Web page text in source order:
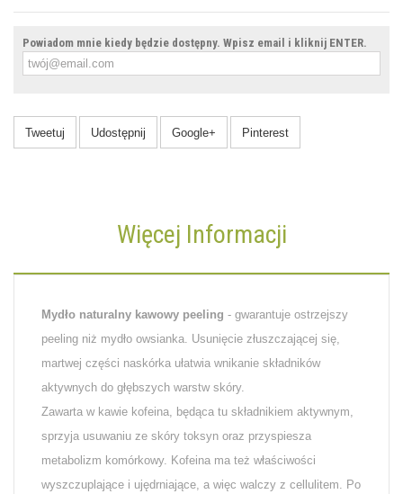
Powiadom mnie kiedy będzie dostępny. Wpisz email i kliknij ENTER.
Tweetuj Udostępnij Google+ Pinterest
Więcej Informacji
Mydło naturalny kawowy peeling - gwarantuje ostrzejszy
peeling niż mydło owsianka. Usunięcie złuszczającej się,
martwej części naskórka ułatwia wnikanie składników
aktywnych do głębszych warstw skóry.
Zawarta w kawie kofeina, będąca tu składnikiem aktywnym,
sprzyja usuwaniu ze skóry toksyn oraz przyspiesza
metabolizm komórkowy. Kofeina ma też właściwości
wyszczuplające i ujędrniające, a więc walczy z cellulitem. Po